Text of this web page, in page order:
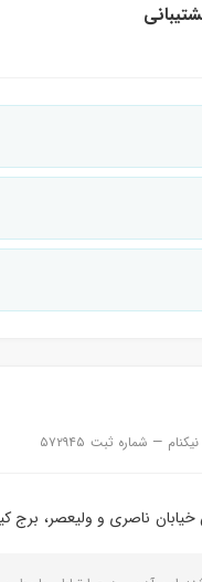
— شماره ثبت ۵۷۲۹۴۵
ناصری و ولیعصر، برج کیان، طبقه